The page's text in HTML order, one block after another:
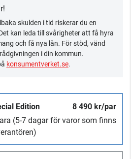
skulden i tid riskerar du en
kan leda till svårigheter att få hyra
och få nya lån. För stöd, vänd
i din kommun.
konsumentverket.se.
Edition
8 490 kr/par
(5-7 dagar för varor som finns